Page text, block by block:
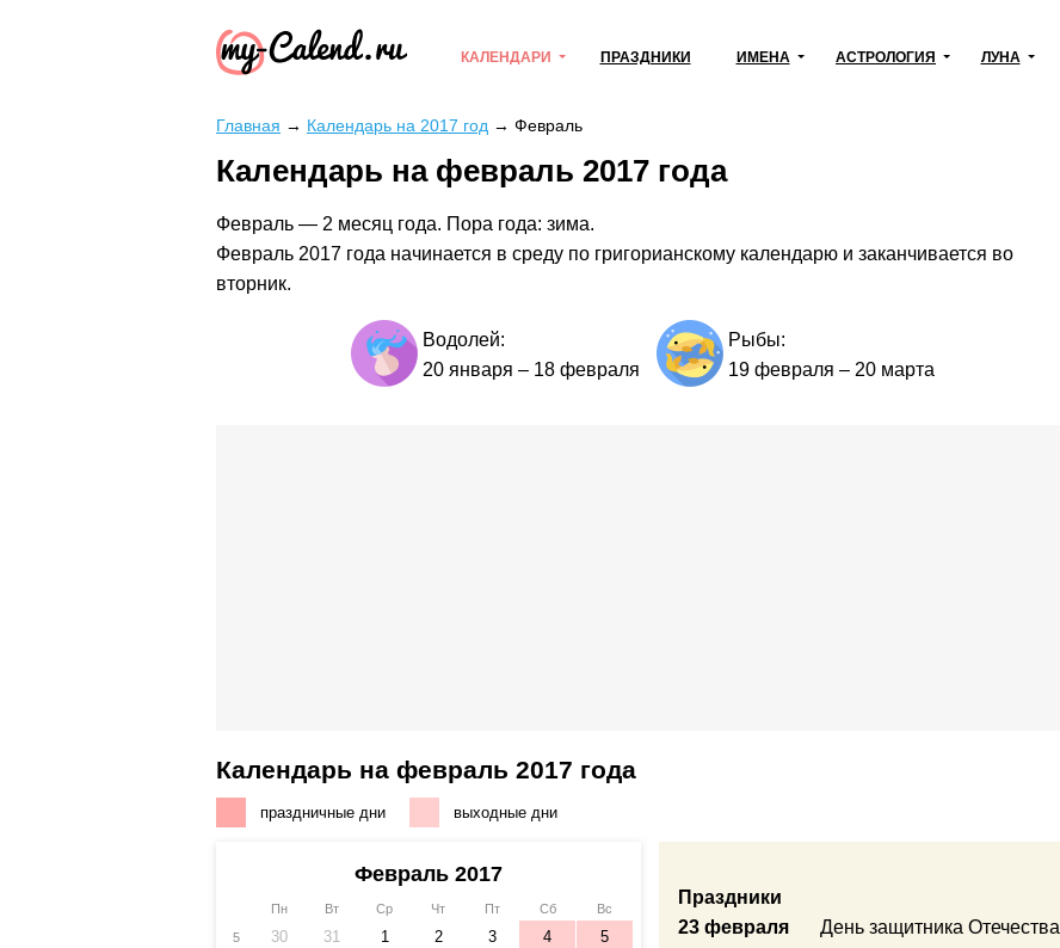
КАЛЕНДАРИ ПРАЗДНИКИ ИМЕНА АСТРОЛОГИЯ ЛУНА
Главная → Календарь на 2017 год → Февраль
Календарь на февраль 2017 года
Февраль — 2 месяц года. Пора года: зима.
Февраль 2017 года начинается в среду по григорианскому календарю и заканчивается во
вторник.
Водолей:
20 января – 18 февраля
Рыбы:
19 февраля – 20 марта
Календарь на февраль 2017 года
праздничные дни выходные дни
Февраль 2017
Пн Вт Ср Чт Пт Сб
Вс
5
30 31 1 2 3 4 5
Праздники
23 февраля
День защитника Отечества